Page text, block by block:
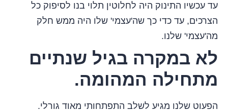
עד עכשיו התינוק היה לחלוטין תלוי בנו לסיפוק כל
הצרכים, עד כדי כך שה'עצמי' שלו היה ממש חלק
מה'עצמי' שלנו.
לא במקרה בגיל שנתיים
מתחילה המהומה.
הפעוט שלנו מגיע לשלב התפתחותי מאוד גורלי.